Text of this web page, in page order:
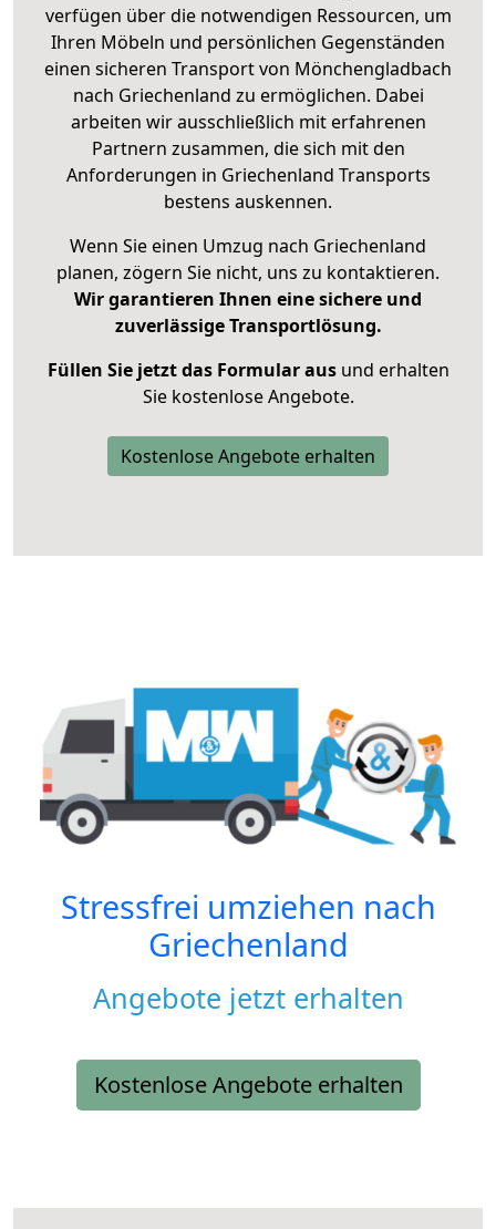
verfügen über die notwendigen Ressourcen, um
Ihren Möbeln und persönlichen Gegenständen
einen sicheren Transport von Mönchengladbach
nach Griechenland zu ermöglichen. Dabei
arbeiten wir ausschließlich mit erfahrenen
Partnern zusammen, die sich mit den
Anforderungen in Griechenland Transports
bestens auskennen.
Wenn Sie einen Umzug nach Griechenland
planen, zögern Sie nicht, uns zu kontaktieren.
Wir garantieren Ihnen eine sichere und
zuverlässige Transportlösung.
Füllen Sie jetzt das Formular ausund erhalten
Sie kostenlose Angebote.
Kostenlose Angebote erhalten
Stressfrei umziehen nach
Griechenland
Angebote jetzt erhalten
Kostenlose Angebote erhalten